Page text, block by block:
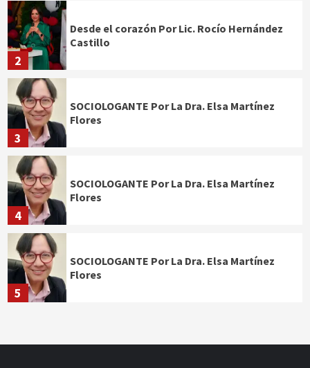
2
Desde el corazón Por Lic. Rocío Hernández
Castillo
3
SOCIOLOGANTE Por La Dra. Elsa Martínez
Flores
4
SOCIOLOGANTE Por La Dra. Elsa Martínez
Flores
5
SOCIOLOGANTE Por La Dra. Elsa Martínez
Flores